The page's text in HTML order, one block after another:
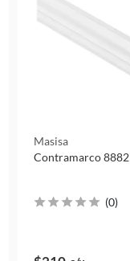
Masisa
Contramarco 8882
(0)